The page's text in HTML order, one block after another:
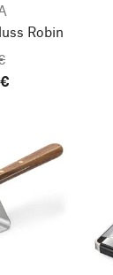
Robin